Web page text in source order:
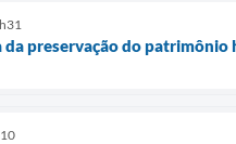
preservação do patrimônio